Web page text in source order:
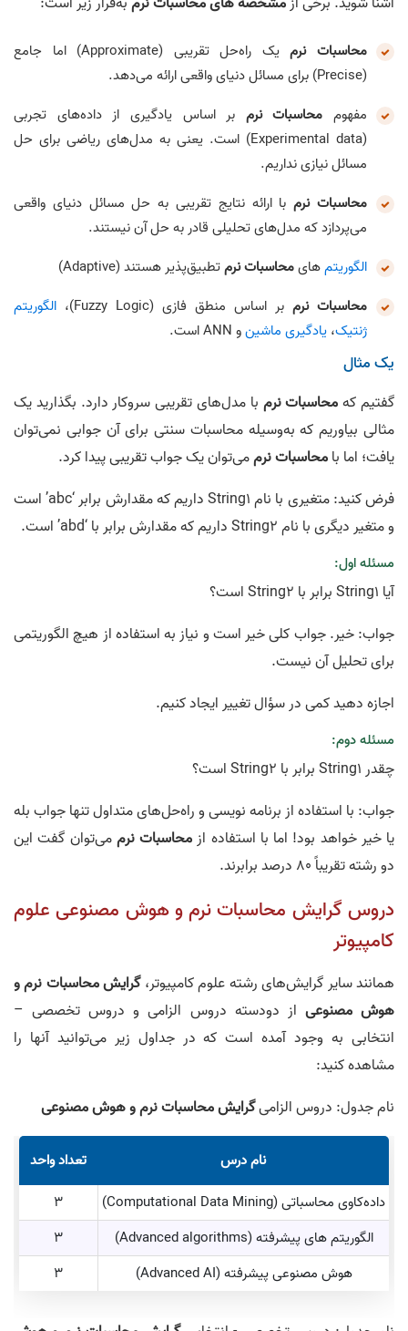
محاسبات نرم
یک راه‌حل تقریبی (Approximate) اما جامع
(Precise) برای مسائل دنیای واقعی ارائه می‌دهد.
مفهوم محاسبات نرم بر اساس یادگیری از داده‌های تجربی
(Experimental data) است. یعنی به مدل‌های ریاضی برای حل
مسائل نیازی نداریم.
محاسبات نرمبا ارائه نتایج تقریبی به حل مسائل دنیای واقعی
می‌پردازد که مدل‌های تحلیلی قادر به حل آن نیستند.
الگوریتمهایمحاسبات نرمتطبیق‌پذیر هستند (Adaptive)
محاسبات نرم بر اساس منطق فازی (Fuzzy Logic)،
الگوریتم
ژنتیک، یادگیری ماشینو ANN است.
یک مثال
گفتیم کهمحاسبات نرم با مدل‌های تقریبی سروکار دارد. بگذارید یک
مثالی بیاوریم که به‌وسیله محاسبات سنتی برای آن جوابی نمی‌توان
یافت؛ اما بامحاسبات نرممی‌توان یک جواب تقریبی پیدا کرد.
فرض کنید: متغیری با نام String1 داریم که مقدارش برابر ‘abc’ است
و متغیر دیگری با نام String2 داریم که مقدارش برابر با ‘abd’ است.
مسئله اول:
آیا String1 برابر با String2 است؟
جواب: خیر. جواب کلی خیر است و نیاز به استفاده از هیچ الگوریتمی
برای تحلیل آن نیست.
اجازه دهید کمی در سؤال تغییر ایجاد کنیم.
مسئله دوم:
چقدر String1 برابر با String2 است؟
جواب: با استفاده از برنامه‌ نویسی و راه‌حل‌های متداول تنها جواب بله
یا خیر خواهد بود! اما با استفاده از محاسبات نرممی‌توان گفت این
دو رشته تقریباً 80 درصد برابرند.
دروس گرایش محاسبات نرم و هوش مصنوعی علوم
کامپیوتر
همانند سایر گرایش‌های رشته علوم کامپیوتر،گرایشمحاسبات نرم و
هوش مصنوعی از دودسته دروس الزامی و دروس تخصصی –
انتخابی به وجود آمده است که در جداول زیر می‌توانید آنها را
مشاهده کنید:
نام جدول: دروس الزامیگرایش محاسبات نرم و هوش مصنوعی
نام درس
تعداد واحد
داده‌کاوی محاسباتی (Computational Data Mining)
3
الگوریتم‌ های پیشرفته (Advanced algorithms)
3
هوش مصنوعی پیشرفته (Advanced AI)
3